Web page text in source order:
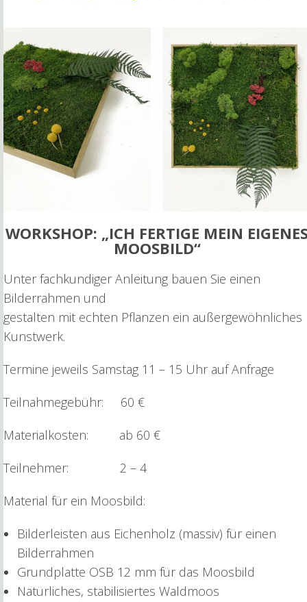
WORKSHOP: „ICH FERTIGE MEIN
MOOSBILD“
Unter fachkundiger Anleitung bauen Sie einen
Bilderrahmen und
gestalten mit echten Pflanzen ein außergewöhnliches
Kunstwerk.
Termine jeweils Samstag 11 – 15 Uhr auf Anfrage
Teilnahmegebühr: 60 €
Materialkosten: ab 60 €
Teilnehmer: 2 – 4
Material für ein Moosbild:
Bilderleisten aus Eichenholz (massiv) für einen
Bilderrahmen
Grundplatte OSB 12 mm für das Moosbild
Natürliches, stabilisiertes Waldmoos